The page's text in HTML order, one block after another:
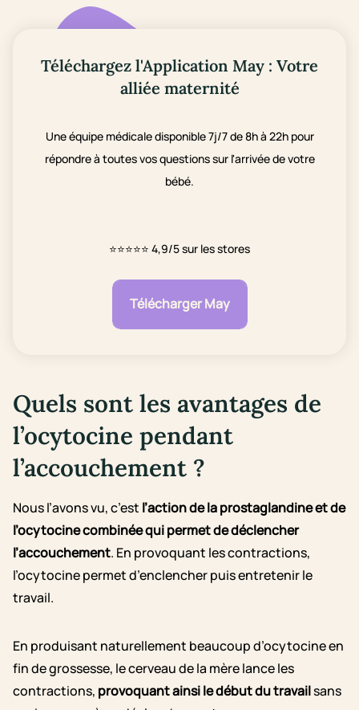
Téléchargez l'Application May : Votre
alliée maternité
Une équipe médicale disponible 7j/7 de 8h à 22h pour
répondre à toutes vos questions sur l'arrivée de votre
bébé.
⭐⭐⭐⭐⭐ 4,9/5 sur les stores
Télécharger May
Quels sont les avantages de
l’ocytocine pendant
l’accouchement ?
Nous l’avons vu, c’est l’action de la prostaglandine et de
l’ocytocine combinée qui permet de déclencher
l’accouchement. En provoquant les contractions,
l’ocytocine permet d’enclencher puis entretenir le
travail.
En produisant naturellement beaucoup d’ocytocine en
fin de grossesse, le cerveau de la mère lance les
contractions, provoquant ainsi le début du travailsans